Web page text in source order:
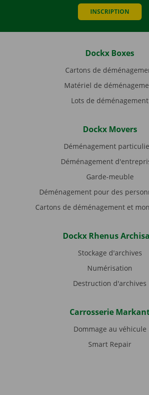
INSCRIPTION
Dockx Boxes
Cartons de
Matériel de
Lots de déménagement
Dockx Movers
Déménagement
Déménagement
Garde-meuble
Déménagement pour des
Cartons de déménagement et
Dockx Rhenus
Stockage d'archives
Numérisation
Destruction d'archives
Carrosserie
Dommage au véhicule
Smart Repair